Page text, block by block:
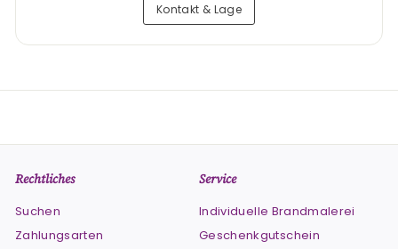
Kontakt & Lage
Rechtliches
Suchen
Zahlungsarten
Service
Individuelle Brandmalerei
Geschenkgutschein